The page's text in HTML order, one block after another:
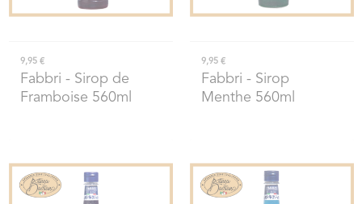
9,95 €
Fabbri - Sirop de
Framboise 560ml
9,95 €
Fabbri - Sirop
Menthe 560ml